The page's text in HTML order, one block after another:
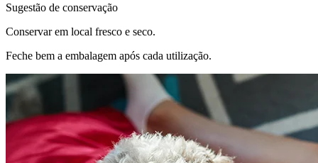
Sugestão de conservação
Conservar em local fresco e seco.
Feche bem a embalagem após cada utilização.